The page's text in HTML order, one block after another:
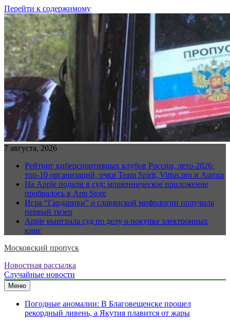
Перейти к содержимому
7 августа, 2026
Рейтинг киберспортивных клубов России, лето-2026:
топ-10 организаций, очки Team Spirit, Virtus.pro и Aurora
На Apple подали в суд: мошенническое приложение
пробралось в App Store
Игра “Гардарики” о славянской мифологии получила
первый тизер
Apple выиграла суд по делу о покупке электронных
книг
Московский пропуск
Новостная рассылка
Случайные новости
Меню
Погодные аномалии: В Благовещенске прошел
рекордный ливень, а Якутия плавится от жары